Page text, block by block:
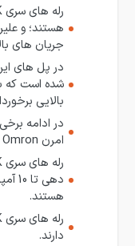
هستند؛ و
جریان های
شده است که
بالایی
امرن Omron را بررسی می کنیم:
دهی
هستند.
دارند.